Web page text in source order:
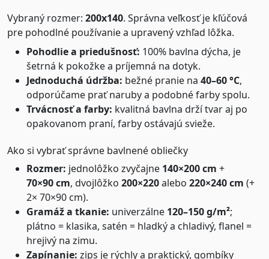
Vybraný rozmer: 200x140. Správna veľkosť je kľúčová
pre pohodlné používanie a upravený vzhľad lôžka.
Pohodlie a priedušnosť: 100% bavlna dýcha, je
šetrná k pokožke a príjemná na dotyk.
Jednoduchá údržba: bežné pranie na 40–60 °C,
odporúčame prať naruby a podobné farby spolu.
Trvácnosť a farby: kvalitná bavlna drží tvar aj po
opakovanom praní, farby ostávajú svieže.
Ako si vybrať správne bavlnené obliečky
Rozmer: jednolôžko zvyčajne 140×200 cm +
70×90 cm, dvojlôžko 200×220alebo 220×240 cm (+
2× 70×90 cm).
Gramáž a tkanie: univerzálne 120–150 g/m²;
plátno = klasika, satén = hladký a chladivý, flanel =
hrejivý na zimu.
Zapínanie: zips je rýchly a praktický, gombíky